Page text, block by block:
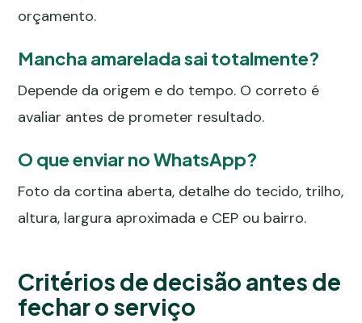
orçamento.
Mancha amarelada sai totalmente?
Depende da origem e do tempo. O correto é
avaliar antes de prometer resultado.
O que enviar no WhatsApp?
Foto da cortina aberta, detalhe do tecido, trilho,
altura, largura aproximada e CEP ou bairro.
Critérios de decisão antes de
fechar o serviço